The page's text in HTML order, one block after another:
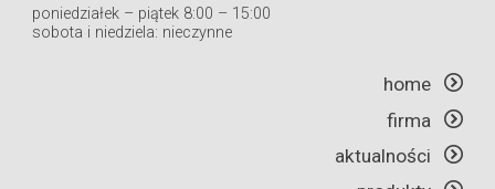
poniedziałek – piątek 8:00 – 15:00
sobota i niedziela: nieczynne
home
firma
aktualności